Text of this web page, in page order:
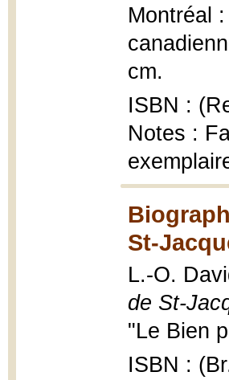
Montréal
cm.
ISBN :
Notes :
St-
L.-O.
de St-
"Le Bien
ISBN :